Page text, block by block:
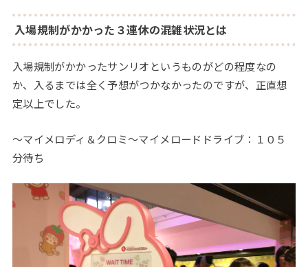
入場規制がかかった３連休の混雑状況とは
入場規制がかかったサンリオというものがどの程度なの
か、入るまでは全く予想がつかなかったのですが、正直想
定以上でした。
～マイメロディ＆クロミ～マイメロードドライブ：１０５
分待ち